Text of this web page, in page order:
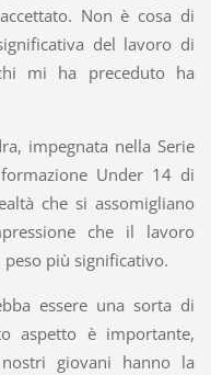
Non è cosa di
del lavoro di
mi ha preceduto ha
impegnata nella Serie
Under 14 di
che si assomigliano
che il lavoro
peso più significativo.
essere una sorta di
aspetto è importante,
giovani hanno la